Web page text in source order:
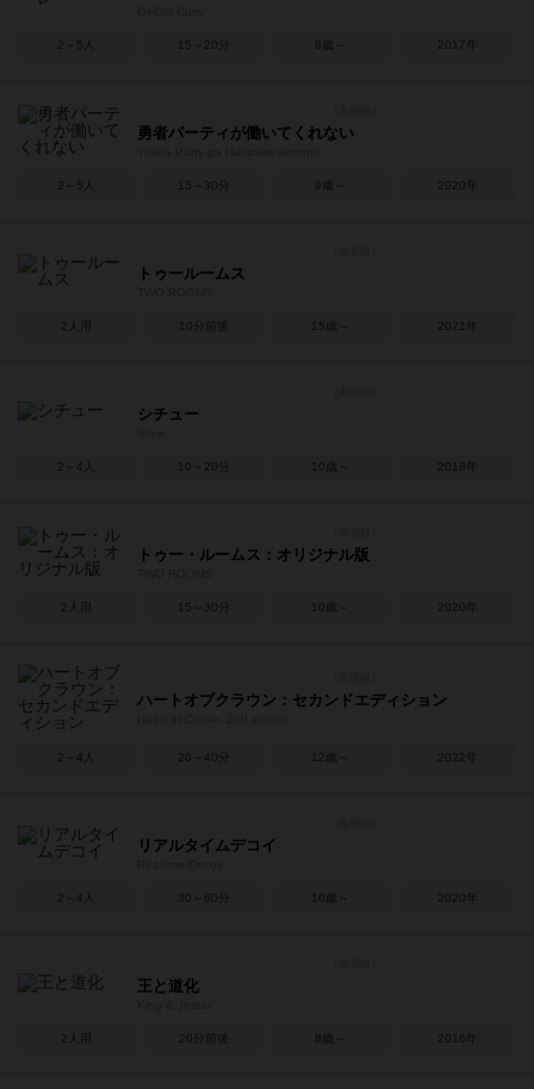
2～5人 15～20分 8歳～ 2017年
勇者パーティが働いてくれない
2～5人 15～30分 9歳～ 2020年
トゥールームス
2人用 10分前後 15歳～ 2021年
シチュー
2～4人 10～20分 10歳～ 2018年
トゥー・ルームス：オリジナル版
2人用 15～30分 10歳～ 2020年
ハートオブクラウン：セカンドエディション
2～4人 20～40分 12歳～ 2022年
リアルタイムデコイ
2～4人 30～60分 10歳～ 2020年
王と道化
2人用 20分前後 8歳～ 2016年